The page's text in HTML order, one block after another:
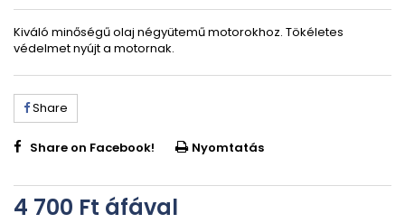
Kiváló minőségű olaj négyütemű motorokhoz. Tökéletes
védelmet nyújt a motornak.
Share
Share on Facebook! Nyomtatás
4 700 Ft‎ áfával